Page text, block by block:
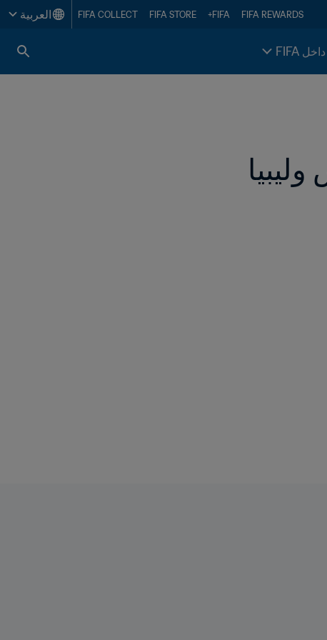
FIFA REWARDS
FIFA+
FIFA STORE
FIFA COLLECT العربية
داخل FIFA